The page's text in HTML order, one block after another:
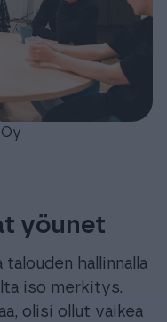
yöunet
hallinnalla
iso merkitys.
olisi ollut vaikea